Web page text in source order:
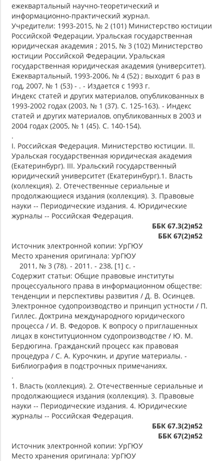
ежеквартальный научно-теоретический и
информационно-практический журнал.
Учредители: 1993-2015, № 2 (101) Министерство юстиции
Российской Федерации, Уральская государственная
юридическая академия ; 2015, № 3 (102) Министерство
юстиции Российской Федерации, Уральская
государственная юридическая академия (университет).
Ежеквартальный, 1993-2006, № 4 (52) ; выходит 6 раз в
год, 2007, № 1 (53) - . - Издается с 1993 г.
Индекс статей и других материалов, опубликованных в
1993-2002 годах (2003, № 1 (37). С. 125-163). - Индекс
статей и других материалов, опубликованных в 2003 и
2004 годах (2005, № 1 (45). С. 140-154).
.
I. Российская Федерация. Министерство юстиции. II.
Уральская государственная юридическая академия
(Екатеринбург). III. Уральский государственный
юридический университет (Екатеринбург).1. Власть
(коллекция). 2. Отечественные сериальные и
продолжающиеся издания (коллекция). 3. Правовые
науки -- Периодические издания. 4. Юридические
журналы -- Российская Федерация.
ББК 67.3(2)я52
ББК 67(2)я52
Источник электронной копии: УрГЮУ
Место хранения оригинала: УрГЮУ
2011, № 3 (78). - 2011. - 238, [1] с. -
Содержит статьи: Общие правовые институты
процессуального права в информационном обществе:
тенденции и перспективы развития / Д. В. Осинцев.
Электронное судопроизводство и принцип устности / П.
Гиллес. Доктрина международного юридического
процесса / И. В. Федоров. К вопросу о приглашенных
лицах в конституционном судопроизводстве / Ю. М.
Бердюгина. Гражданский процесс как правовая
процедура / С. А. Курочкин, и другие материалы. -
Библиография в подстрочных примечаниях.
.
1. Власть (коллекция). 2. Отечественные сериальные и
продолжающиеся издания (коллекция). 3. Правовые
науки -- Периодические издания. 4. Юридические
журналы -- Российская Федерация.
ББК 67.3(2)я52
ББК 67(2)я52
Источник электронной копии: УрГЮУ
Место хранения оригинала: УрГЮУ